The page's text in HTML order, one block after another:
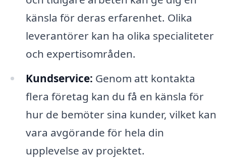
känsla för deras erfarenhet. Olika
leverantörer kan ha olika specialiteter
och expertisområden.
Kundservice: Genom att kontakta
flera företag kan du få en känsla för
hur de bemöter sina kunder, vilket kan
vara avgörande för hela din
upplevelse av projektet.